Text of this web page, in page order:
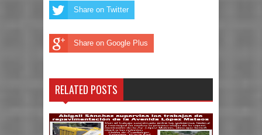
Share on Twitter
Share on Google Plus
RELATED POSTS